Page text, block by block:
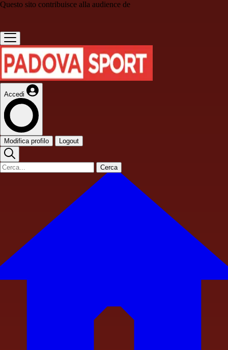
Questo sito contribuisce alla audience de
Accedi
Modifica profilo Logout
Cerca